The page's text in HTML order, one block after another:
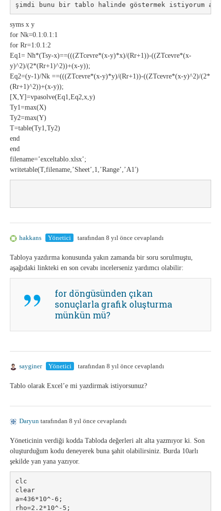
şimdi bunu bir tablo halinde göstermek istiyorum
syms x y
for Nk=0.1:0.1:1
for Rr=1:0.1:2
Eq1= Nh*(Tsy-x)==(((ZTcevre*(x-y)*x)/(Rr+1))-((ZTcevre*(x-
y)^2)/(2*(Rr+1)^2))+(x-y));
Eq2=(y-1)/Nk ==(((ZTcevre*(x-y)*y)/(Rr+1))-((ZTcevre*(x-y)^2)/(2*
(Rr+1)^2))+(x-y));
[X,Y]=vpasolve(Eq1,Eq2,x,y)
Ty1=max(X)
Ty2=max(Y)
T=table(Ty1,Ty2)
end
end
filename=’exceltablo.xlsx’;
writetable(T,filename,’Sheet’,1,’Range’,’A1′)
hakkans Yönetici tarafından 8 yıl önce cevaplandı
Tabloya yazdırma konusunda yakın zamanda bir soru sorulmuştu,
aşağıdaki linkteki en son cevabı incelerseniz yardımcı olabilir:
for döngüsünden çıkan
sonuçlarla grafik oluşturma
münkün mü?
sayginer Yönetici tarafından 8 yıl önce cevaplandı
Tablo olarak Excel’e mi yazdirmak istiyorsunuz?
Daryun tarafından 8 yıl önce cevaplandı
Yöneticinin verdiği kodda Tabloda değerleri alt alta yazmıyor ki. Son
oluşturduğum kodu deneyerek buna şahit olabilirsiniz. Burda 10arlı
şekilde yan yana yazıyor.
clc
clear
a=436*10^-6;
rho=2.2*10^-5;